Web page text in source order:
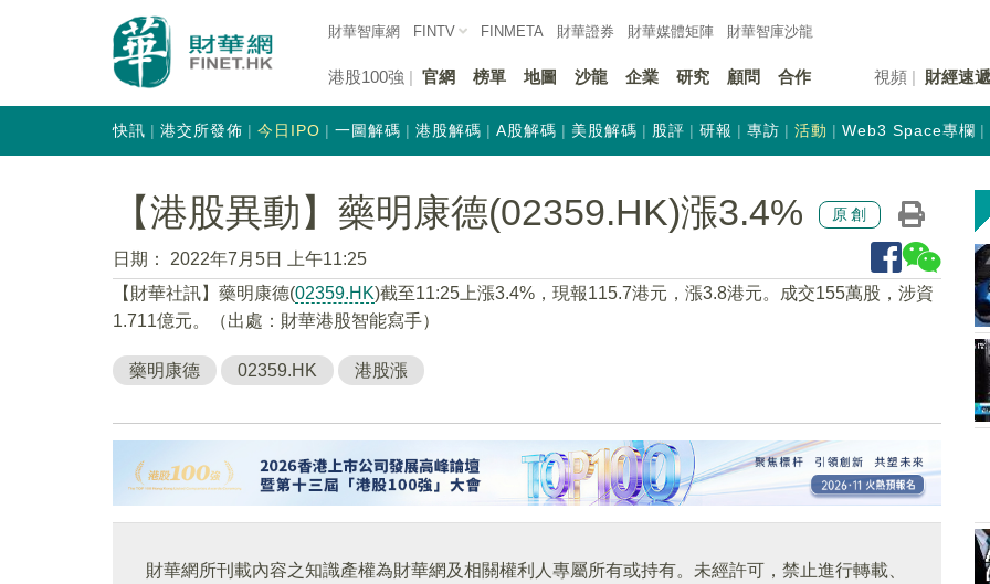
財華智庫網 FINTV FINMETA 財華證券 財華媒體矩陣 財華智庫沙龍
港股100強 官網 榜單 地圖 沙龍 企業 研究 顧問 合作 視頻 財經速遞
快訊 港交所發佈 今日IPO 一圖解碼 港股解碼 A股解碼 美股解碼 股評 研報 專訪 活動 Web3 Space專欄
【港股異動】藥明康德(02359.HK)漲3.4% 原創
日期：
2022年7月5日 上午11:25
【財華社訊】藥明康德(02359.HK)截至11:25上漲3.4%，現報115.7港元，漲3.8港元。成交155萬股，涉資
1.711億元。（出處：財華港股智能寫手）
藥明康德 02359.HK 港股漲
財華網所刊載內容之知識產權為財華網及相關權利人專屬所有或持有。未經許可，禁止進行轉載、